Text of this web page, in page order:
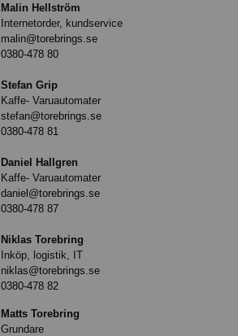
Malin Hellström
Internetorder, kundservice
malin@torebrings.se
0380-478 80
Stefan Grip
Kaffe- Varuautomater
stefan@torebrings.se
0380-478 81
Daniel Hallgren
Kaffe- Varuautomater
daniel@torebrings.se
0380-478 87
Niklas Torebring
Inköp, logistik, IT
niklas@torebrings.se
0380-478 82
Matts Torebring
Grundare